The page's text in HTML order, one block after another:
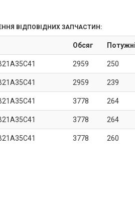
ВІДПОВІДНИХ ЗАПЧАСТИН:
Обсяг
2959 250
2959 239
3778 264
3778 264
3778 260